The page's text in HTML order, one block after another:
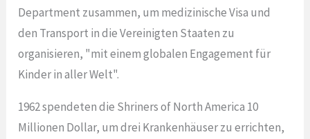
Department zusammen, um medizinische Visa und
den Transport in die Vereinigten Staaten zu
organisieren, "mit einem globalen Engagement für
Kinder in aller Welt".
1962 spendeten die Shriners of North America 10
Millionen Dollar, um drei Krankenhäuser zu errichten,